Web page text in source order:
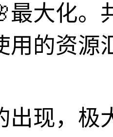
最大化。
用的资源
出现，极